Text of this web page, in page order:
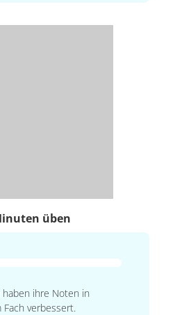
üben
ihre Noten in
verbessert.